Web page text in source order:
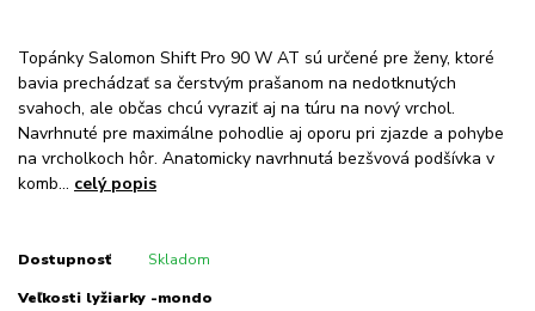
Topánky Salomon Shift Pro 90 W AT sú určené pre ženy, ktoré
bavia prechádzať sa čerstvým prašanom na nedotknutých
svahoch, ale občas chcú vyraziť aj na túru na nový vrchol.
Navrhnuté pre maximálne pohodlie aj oporu pri zjazde a pohybe
na vrcholkoch hôr. Anatomicky navrhnutá bezšvová podšívka v
komb... celý popis
Dostupnosť Skladom
Veľkosti lyžiarky -mondo